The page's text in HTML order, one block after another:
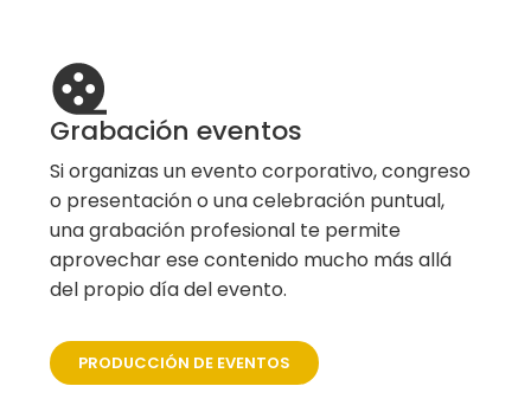
Grabación eventos
Si organizas un evento corporativo, congreso
o presentación o una celebración puntual,
una grabación profesional te permite
aprovechar ese contenido mucho más allá
del propio día del evento.
PRODUCCIÓN DE EVENTOS